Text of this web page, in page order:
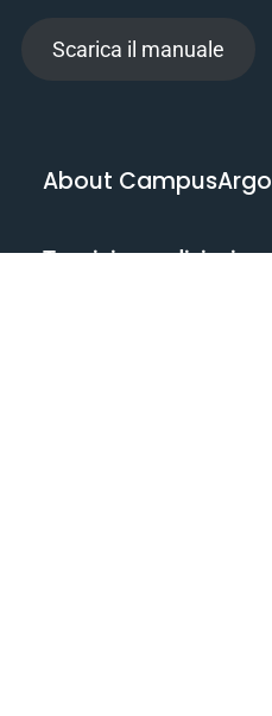
Scarica il manuale
About CampusArgo
Termini e condizioni